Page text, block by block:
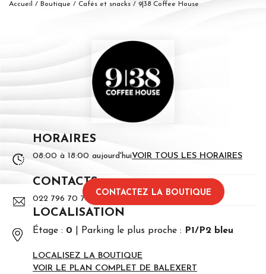
Accueil / Boutique / Cafés et snacks / 9|38 Coffee House
HORAIRES
08:00 à 18:00 aujourd'huiVOIR TOUS LES HORAIRES
CONTACTS
022 796 70 70
CONTACTEZ LA BOUTIQUE
LOCALISATION
Étage : 0 Parking le plus proche : P1/P2 bleu
LOCALISEZ LA BOUTIQUE
VOIR LE PLAN COMPLET DE BALEXERT